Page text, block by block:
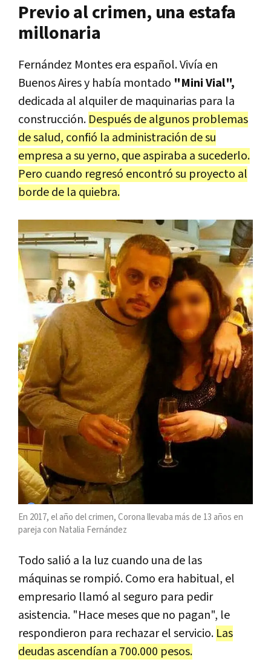
Previo al crimen, una estafa
millonaria
Fernández Montes era español. Vivía en
Buenos Aires y había montado "Mini Vial",
dedicada al alquiler de maquinarias para la
construcción. Después de algunos problemas
de salud, confió la administración de su
empresa a su yerno, que aspiraba a sucederlo.
Pero cuando regresó encontró su proyecto al
borde de la quiebra.
En 2017, el año del crimen, Corona llevaba más de 13 años en
pareja con Natalia Fernández
Todo salió a la luz cuando una de las
máquinas se rompió. Como era habitual, el
empresario llamó al seguro para pedir
asistencia. "Hace meses que no pagan", le
respondieron para rechazar el servicio. Las
deudas ascendían a 700.000 pesos.